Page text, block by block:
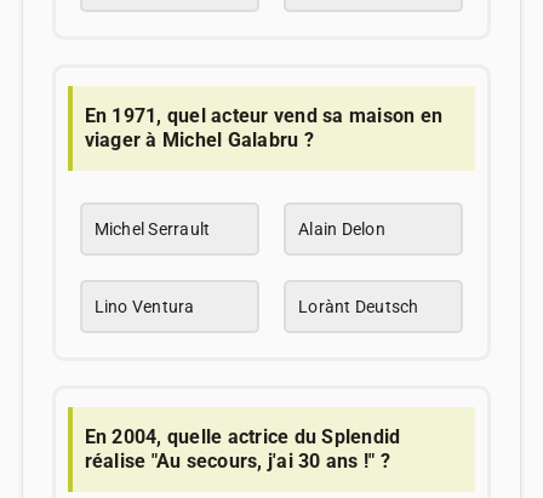
En 1971, quel acteur vend sa maison en
viager à Michel Galabru ?
Michel Serrault Alain Delon
Lino Ventura Lorànt Deutsch
En 2004, quelle actrice du Splendid
réalise "Au secours, j'ai 30 ans !" ?